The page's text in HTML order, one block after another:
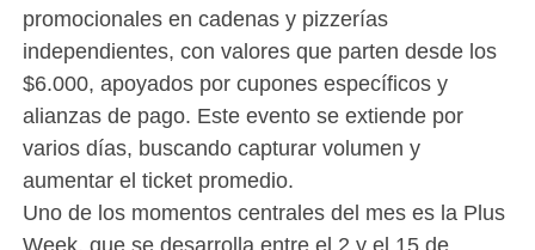
promocionales en cadenas y pizzerías
independientes, con valores que parten desde los
$6.000, apoyados por cupones específicos y
alianzas de pago. Este evento se extiende por
varios días, buscando capturar volumen y
aumentar el ticket promedio.
Uno de los momentos centrales del mes es la Plus
Week, que se desarrolla entre el 2 y el 15 de